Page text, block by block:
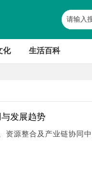
化 生活百科
发展趋势
资源整合及产业链协同